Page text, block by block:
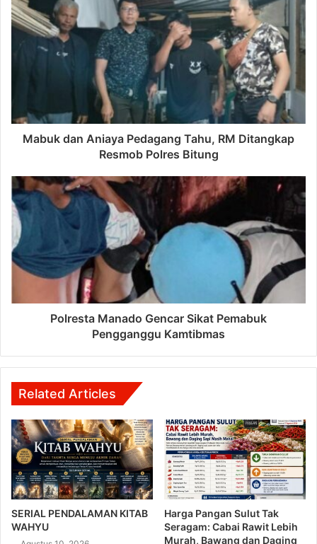
Mabuk dan Aniaya Pedagang Tahu, RM Ditangkap
Resmob Polres Bitung
Polresta Manado Gencar Sikat Pemabuk
Pengganggu Kamtibmas
Related Articles
SERIAL PENDALAMAN KITAB
WAHYU
Harga Pangan Sulut Tak
Seragam: Cabai Rawit Lebih
Murah, Bawang dan Daging